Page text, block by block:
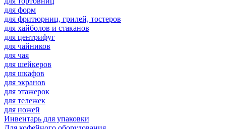
для форм
для фритюрниц, грилей, тостеров
для хайболов и стаканов
для центрифуг
для чайников
для чая
для шейкеров
для шкафов
для экранов
для этажерок
для тележек
для ножей
Инвентарь для упаковки